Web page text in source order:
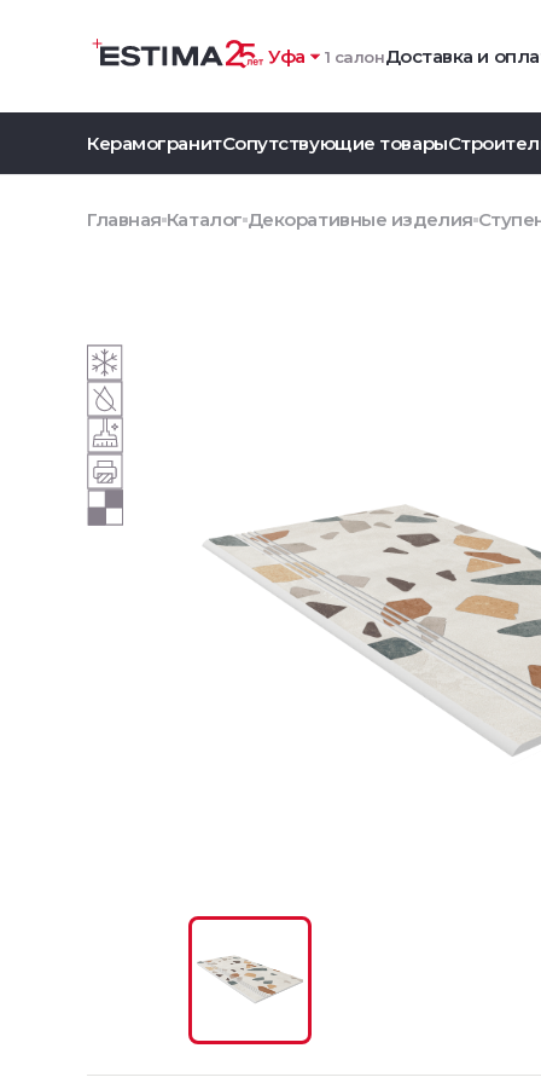
Уфа 1 салонДоставка и
КерамогранитСопутствующие товары
Главная Каталог Декоративные изделия